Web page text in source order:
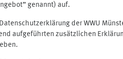
genannt) auf.
der WWU
aufgeführten zusätzlichen